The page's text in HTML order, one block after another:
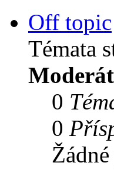
Off topic
Témata
0
0